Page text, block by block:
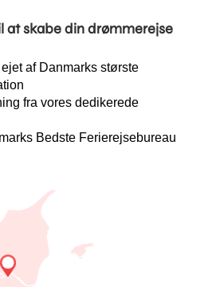
at skabe din drømmerejse
af Danmarks største
fra vores dedikerede
Bedste Ferierejsebureau